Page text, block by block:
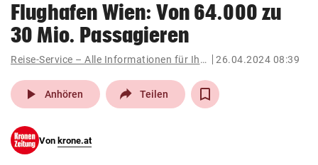
account_circle Anmelden
pin_drop
Wien arrow_right
Flughafen Wien: Von 64.000 zu
30 Mio. Passagieren
Reise-Service – Alle Informationen für Ihre Reise 26.04.2024 08:39
play_arrow Anhören Teilen
Von krone.at